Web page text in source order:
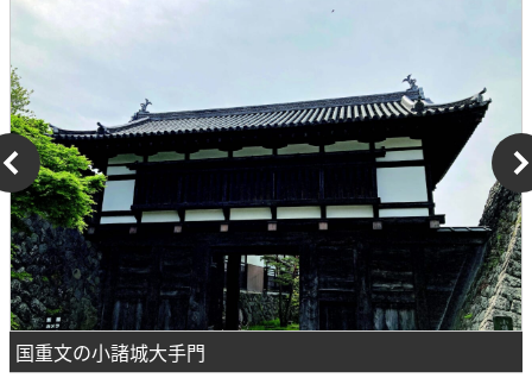
国重文の小諸城大手門